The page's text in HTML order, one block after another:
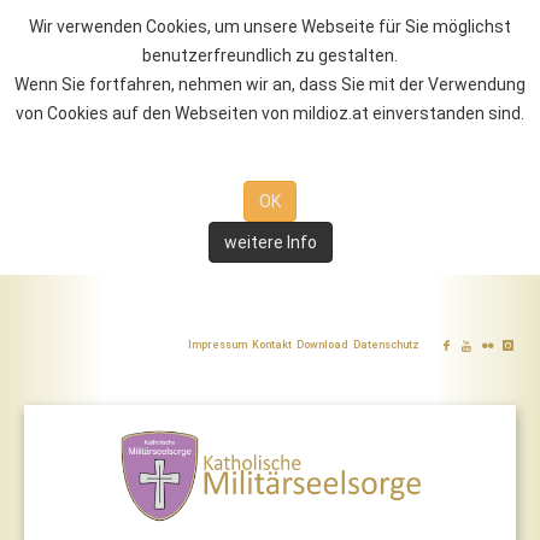
Wir verwenden Cookies, um unsere Webseite für Sie möglichst
benutzerfreundlich zu gestalten.
Wenn Sie fortfahren, nehmen wir an, dass Sie mit der Verwendung
von Cookies auf den Webseiten von mildioz.at einverstanden sind.
OK
weitere Info
Impressum Kontakt Download Datenschutz